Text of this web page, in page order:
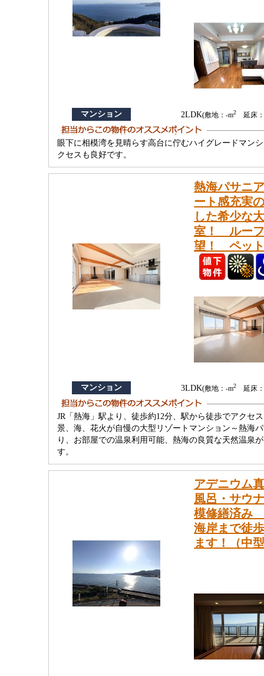
マンション 2LDK(敷地：-m2 延床：
眼下に相模湾を見晴らす高台に佇むハイグレードマン
クセスも良好です。
熱海パサニ
ート感充実
した希少な
室！ ルーフ
望！ ペッ
マンション 3LDK(敷地：-m2 延床：
JR「熱海」駅より、徒歩約12分、駅から徒歩でアクセ
景、海、花火が自慢の大型リゾートマンション～熱海
り、お部屋での温泉利用可能、熱海の良質な天然温泉
す。
アデニウム
風呂・サウ
模修繕済み
海岸まで徒
ます！（中